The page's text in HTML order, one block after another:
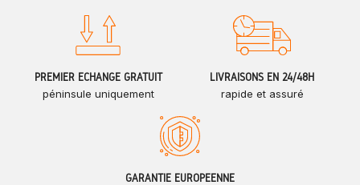
PREMIER ÉCHANGE GRATUIT
péninsule uniquement
LIVRAISONS EN 24/48H
rapide et assuré
GARANTIE EUROPÉENNE